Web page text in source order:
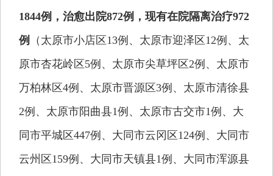
1844例，治愈出院872例，现有在院隔离治疗972
例
（太原市小店区13例、太原市迎泽区12例、太
原市杏花岭区5例、太原市尖草坪区2例、太原市
万柏林区4例、太原市晋源区3例、太原市清徐县
2例、太原市阳曲县1例、太原市古交市1例、大
同市平城区447例、大同市云冈区124例、大同市
云州区159例、大同市天镇县1例、大同市浑源县